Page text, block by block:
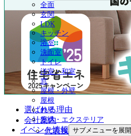
全面
玄関
LDK
キッチン
浴室
洗面室
トイレ
洋室・和室
窓
屋根・外壁
屋根
外壁
外構・エクステリア
イベント情報 サブメニューを展開
選ばれる理由
会社案内
代表挨拶